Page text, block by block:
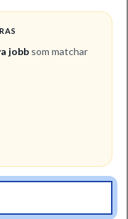
jobb som matchar
att ta
framåt.
att hitta nya,
för
behöver vi bli